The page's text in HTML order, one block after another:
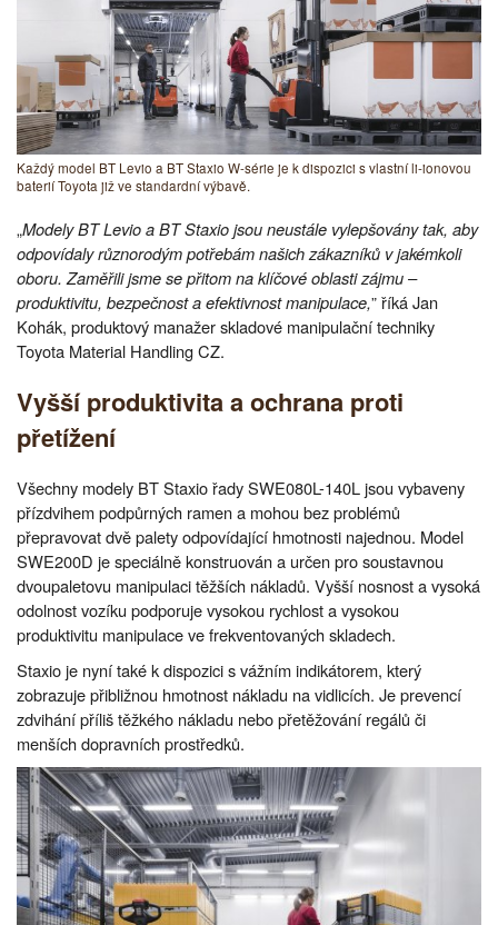
Každý model BT Levio a BT Staxio W-série je k dispozici s vlastní li-ionovou
baterií Toyota již ve standardní výbavě.
„Modely BT Levio a BT Staxio jsou neustále vylepšovány tak, aby
odpovídaly různorodým potřebám našich zákazníků v jakémkoli
oboru. Zaměřili jsme se přitom na klíčové oblasti zájmu –
produktivitu, bezpečnost a efektivnost manipulace,” říká Jan
Kohák, produktový manažer skladové manipulační techniky
Toyota Material Handling CZ.
Vyšší produktivita a ochrana proti
přetížení
Všechny modely BT Staxio řady SWE080L-140L jsou vybaveny
přízdvihem podpůrných ramen a mohou bez problémů
přepravovat dvě palety odpovídající hmotnosti najednou. Model
SWE200D je speciálně konstruován a určen pro soustavnou
dvoupaletovu manipulaci těžších nákladů. Vyšší nosnost a vysoká
odolnost vozíku podporuje vysokou rychlost a vysokou
produktivitu manipulace ve frekventovaných skladech.
Staxio je nyní také k dispozici s vážním indikátorem, který
zobrazuje přibližnou hmotnost nákladu na vidlicích. Je prevencí
zdvihání příliš těžkého nákladu nebo přetěžování regálů či
menších dopravních prostředků.